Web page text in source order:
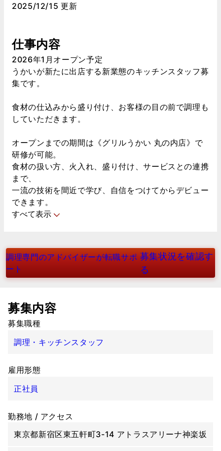
2025/12/15 更新
仕事内容
2026年1月オープン予定
うかいが新たに出店する新業態のキッチンスタッフ募
集です。
食材の仕込みから盛り付け、お客様の目の前で調理も
していただきます。
オープンまでの期間は《グリルうかい 丸の内店》で
研修が可能。
食材の扱い方、火入れ、盛り付け、サービスとの連携
まで、
一流の技術を間近で学び、自信をつけてからデビュー
できます。
すべて表示
調理専門のアドバイザーが転職サポ
ート
募集状況を確認す
る
募集内容
募集職種
調理・キッチンスタッフ
雇用形態
正社員
勤務地 / アクセス
東京都新宿区東五軒町3-14 アトラスアリーナ神楽坂